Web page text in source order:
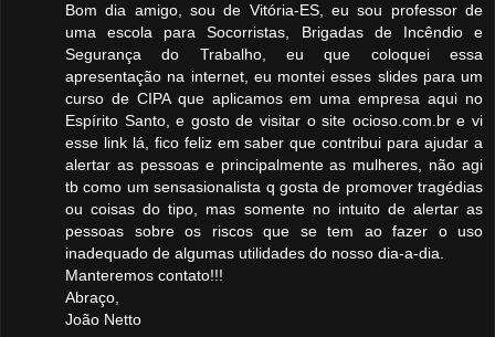
Bom dia amigo, sou de Vitória-ES, eu sou professor de
uma escola para Socorristas, Brigadas de Incêndio e
Segurança do Trabalho, eu que coloquei essa
apresentação na internet, eu montei esses slides para um
curso de CIPA que aplicamos em uma empresa aqui no
Espírito Santo, e gosto de visitar o site ocioso.com.br e vi
esse link lá, fico feliz em saber que contribui para ajudar a
alertar as pessoas e principalmente as mulheres, não agi
tb como um sensasionalista q gosta de promover tragédias
ou coisas do tipo, mas somente no intuito de alertar as
pessoas sobre os riscos que se tem ao fazer o uso
inadequado de algumas utilidades do nosso dia-a-dia.
Manteremos contato!!!
Abraço,
João Netto